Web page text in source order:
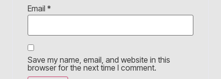
Email *
Save my name, email, and website in this
browser for the next time I comment.